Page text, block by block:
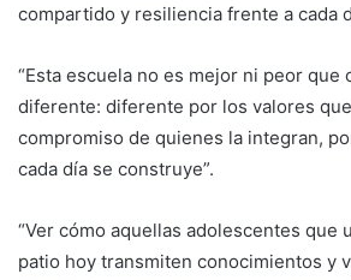
compartido y resiliencia frente a cada
“Esta escuela no es mejor ni peor que
diferente: diferente por los valores
compromiso de quienes la integran,
cada día se construye”.
“Ver cómo aquellas adolescentes que
patio hoy transmiten conocimientos y